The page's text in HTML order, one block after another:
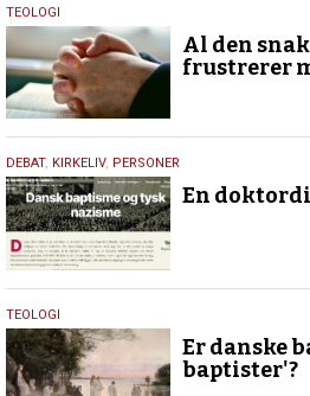
7.
marts
2024
TEOLOGI
Al den snak
frustrerer
5.
maj
2020
DEBAT, KIRKELIV, PERSONER
En
1.
februar
2017
TEOLOGI
Er danske
baptister'?